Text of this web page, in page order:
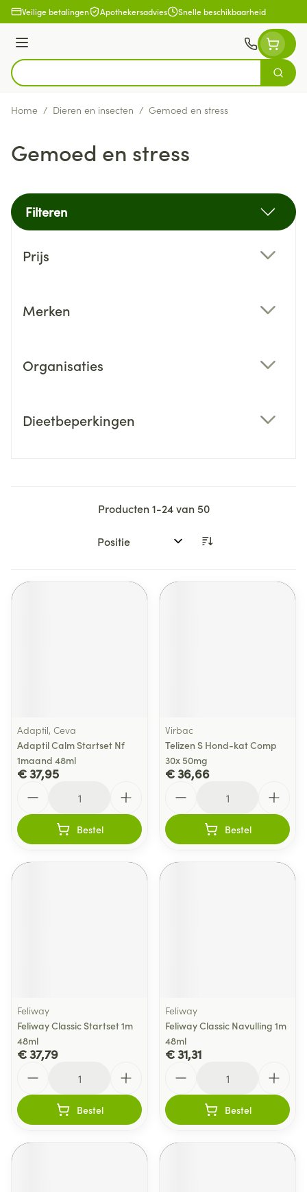
Ga naar de inhoud
Veilige betalingen Apothekersadvies Snelle beschikbaarheid
Menu
Product, merk, categorie...
Zoek
Home / Dieren en insecten / Gemoed en stress
Gemoed en stress
Filteren
Prijs
Merken
Organisaties
Dieetbeperkingen
Producten1-24van50
Sorteer op:
Adaptil, Ceva
Adaptil Calm Startset Nf
1maand 48ml
€ 37,95
Bestel
Virbac
Telizen S Hond-kat Comp
30x 50mg
€ 36,66
Bestel
Feliway
Feliway Classic Startset 1m
48ml
€ 37,79
Bestel
Feliway
Feliway Classic Navulling 1m
48ml
€ 31,31
Bestel